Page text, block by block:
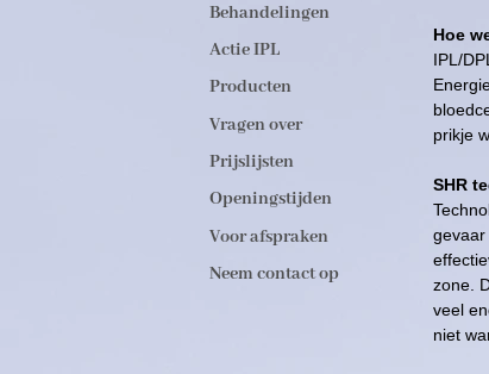
Behandelingen
Actie IPL
Producten
Vragen over
Prijslijsten
Openingstijden
Voor afspraken
Neem contact op
Hoe
IPL/
prikje
SHR
zone.
veel
niet